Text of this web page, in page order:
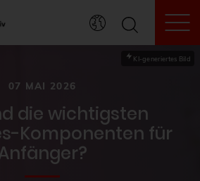
KI-generiertes Bild
07 MAI 2026
die wichtigsten
Komponenten für